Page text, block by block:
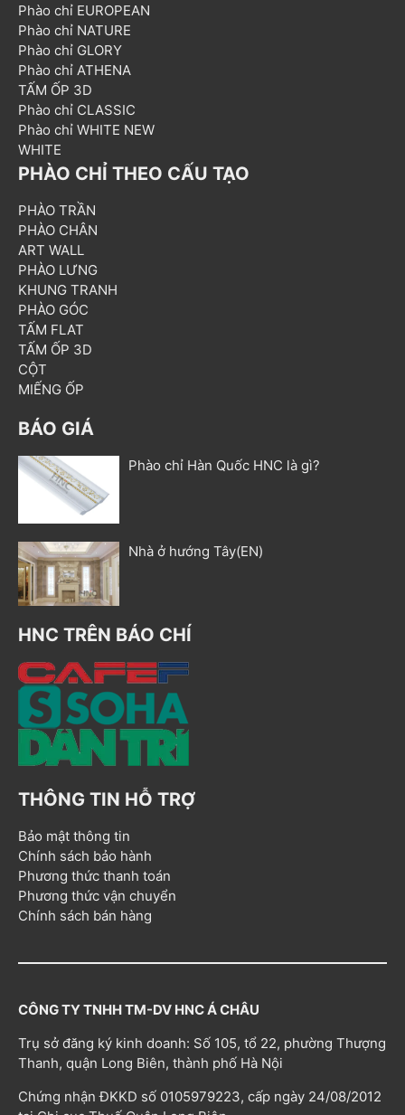
Phào chỉ EUROPEAN
Phào chỉ NATURE
Phào chỉ GLORY
Phào chỉ ATHENA
TẤM ỐP 3D
Phào chỉ CLASSIC
Phào chỉ WHITE NEW
WHITE
PHÀO CHỈ THEO CẤU TẠO
PHÀO TRẦN
PHÀO CHÂN
ART WALL
PHÀO LƯNG
KHUNG TRANH
PHÀO GÓC
TẤM FLAT
TẤM ỐP 3D
CỘT
MIẾNG ỐP
BÁO GIÁ
Phào chỉ Hàn Quốc HNC là gì?
Nhà ở hướng Tây(EN)
HNC TRÊN BÁO CHÍ
THÔNG TIN HỖ TRỢ
Bảo mật thông tin
Chính sách bảo hành
Phương thức thanh toán
Phương thức vận chuyển
Chính sách bán hàng
CÔNG TY TNHH TM-DV HNC Á CHÂU
Trụ sở đăng ký kinh doanh: Số 105, tổ 22, phường Thượng
Thanh, quận Long Biên, thành phố Hà Nội
Chứng nhận ĐKKD số 0105979223, cấp ngày 24/08/2012